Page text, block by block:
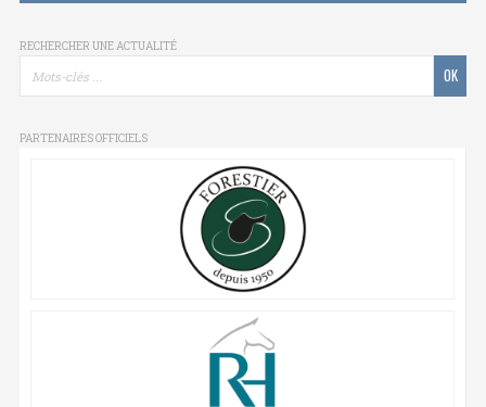
RECHERCHER UNE ACTUALITÉ
PARTENAIRES OFFICIELS